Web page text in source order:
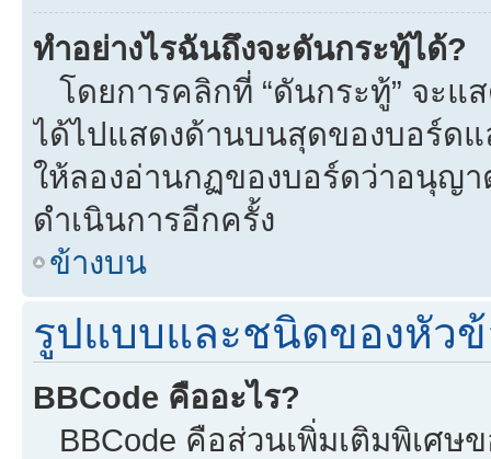
ทำอย่างไรฉันถึงจะดันกระทู้ได้?
โดยการคลิกที่ “ดันกระทู้” จะแ
ได้ไปแสดงด้านบนสุดของบอร์ด
ให้ลองอ่านกฏของบอร์ดว่าอนุญ
ดำเนินการอีกครั้ง
ข้างบน
รูปแบบและชนิดของหัว
BBCode คืออะไร?
BBCode คือส่วนเพิ่มเติมพิเศษ